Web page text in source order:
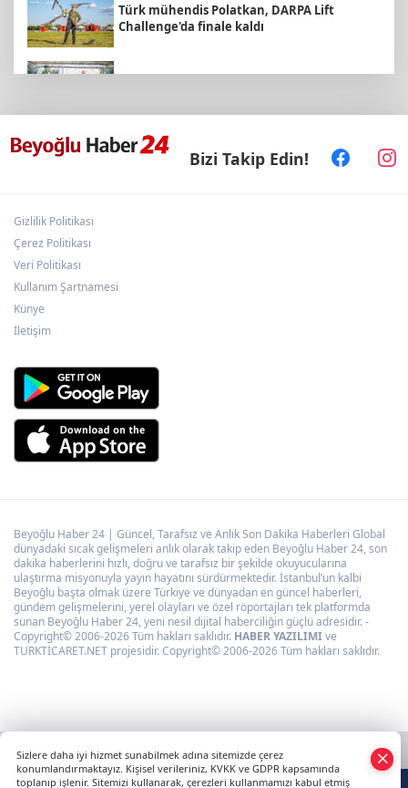
Türk mühendis Polatkan, DARPA Lift
Challenge'da finale kaldı
“Kocaeli Müze” yeni web sitesiyle yayında
Bizi Takip Edin!
Gizlilik Politikası
Çerez Politikası
Veri Politikası
Kullanım Şartnamesi
Künye
İletişim
Beyoğlu Haber 24 | Güncel, Tarafsız ve Anlık Son Dakika Haberleri Global
dünyadaki sıcak gelişmeleri anlık olarak takip eden Beyoğlu Haber 24, son
dakika haberlerini hızlı, doğru ve tarafsız bir şekilde okuyucularına
ulaştırma misyonuyla yayın hayatını sürdürmektedir. İstanbul’un kalbi
Beyoğlu başta olmak üzere Türkiye ve dünyadan en güncel haberleri,
gündem gelişmelerini, yerel olayları ve özel röportajları tek platformda
sunan Beyoğlu Haber 24, yeni nesil dijital haberciliğin güçlü adresidir. -
Copyright© 2006-2026 Tüm hakları saklıdır. HABER YAZILIMIve
TURKTICARET.NET projesidir. Copyright© 2006-2026 Tüm hakları saklıdır.
Sizlere daha iyi hizmet sunabilmek adına sitemizde çerez
konumlandırmaktayız. Kişisel verileriniz, KVKK ve GDPR kapsamında
toplanıp işlenir. Sitemizi kullanarak, çerezleri kullanmamızı kabul etmiş